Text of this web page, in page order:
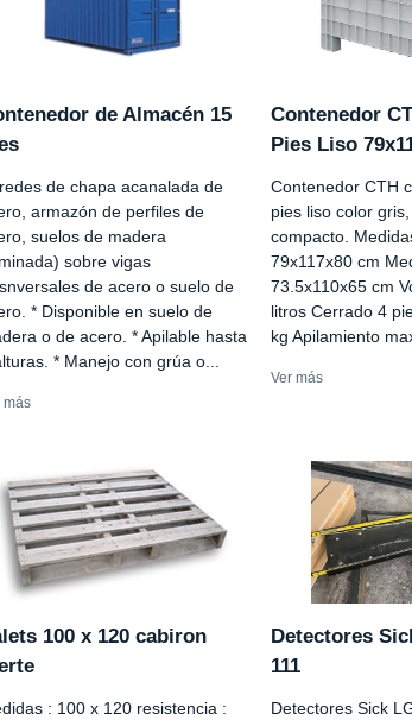
de Almacén 15
de chapa acanalada de
armazón de perfiles de
suelos de madera
sobre vigas
de acero o suelo de
* Disponible en suelo de
o de acero. * Apilable hasta
* Manejo con grúa o...
más
Contenedor
Pies Liso
Contenedor CTH
pies liso color
compacto.
79x117x80 cm
73.5x110x65 cm
litros Cerrado 4
kg Apilamiento
Ver más
100 x 120 cabiron
: 100 x 120 resistencia :
Detectores
111
Detectores Sick